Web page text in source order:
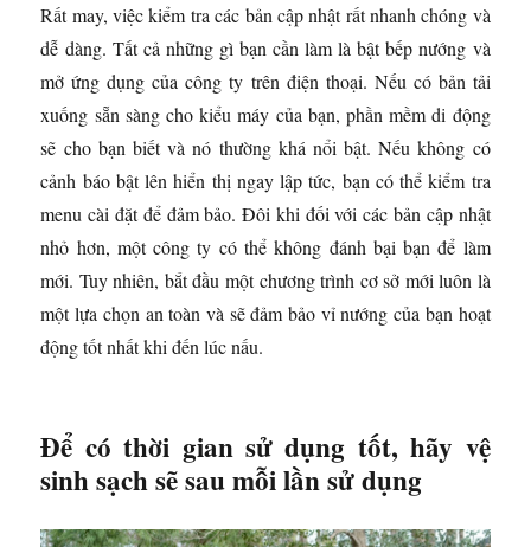
Rất may, việc kiểm tra các bản cập nhật rất nhanh chóng và
dễ dàng. Tất cả những gì bạn cần làm là bật bếp nướng và
mở ứng dụng của công ty trên điện thoại. Nếu có bản tải
xuống sẵn sàng cho kiểu máy của bạn, phần mềm di động
sẽ cho bạn biết và nó thường khá nổi bật. Nếu không có
cảnh báo bật lên hiển thị ngay lập tức, bạn có thể kiểm tra
menu cài đặt để đảm bảo. Đôi khi đối với các bản cập nhật
nhỏ hơn, một công ty có thể không đánh bại bạn để làm
mới. Tuy nhiên, bắt đầu một chương trình cơ sở mới luôn là
một lựa chọn an toàn và sẽ đảm bảo vỉ nướng của bạn hoạt
động tốt nhất khi đến lúc nấu.
Để có thời gian sử dụng tốt, hãy vệ
sinh sạch sẽ sau mỗi lần sử dụng